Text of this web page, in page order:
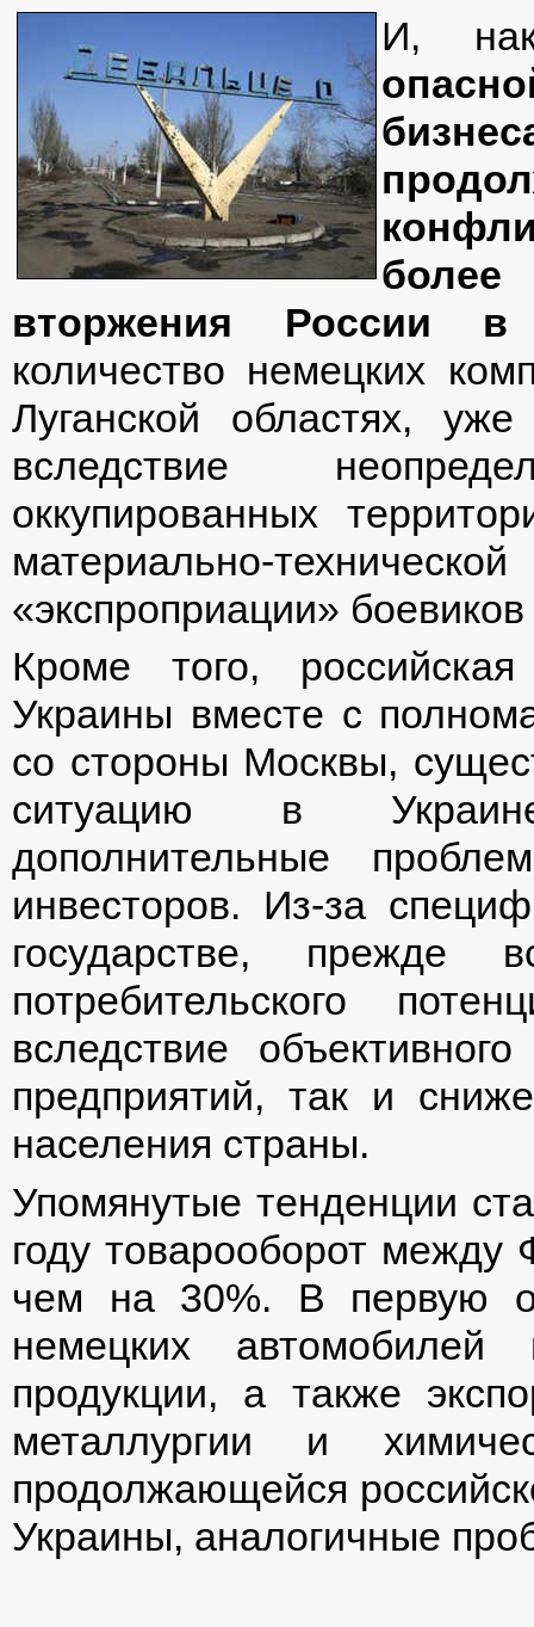
И,
вторжения России в
количество немецких
Луганской областях,
вследствие
оккупированных
материально-
«экспроприации»
Кроме того,
Украины вместе с
со стороны Москвы,
ситуацию в
дополнительные
инвесторов. Из-за
государстве, прежде
потребительского
вследствие
предприятий, так и
населения страны.
Упомянутые тенденции
году товарооборот между
чем на 30%. В первую
немецких автомобилей
продукции, а также
металлургии и
продолжающейся
Украины, аналогичные